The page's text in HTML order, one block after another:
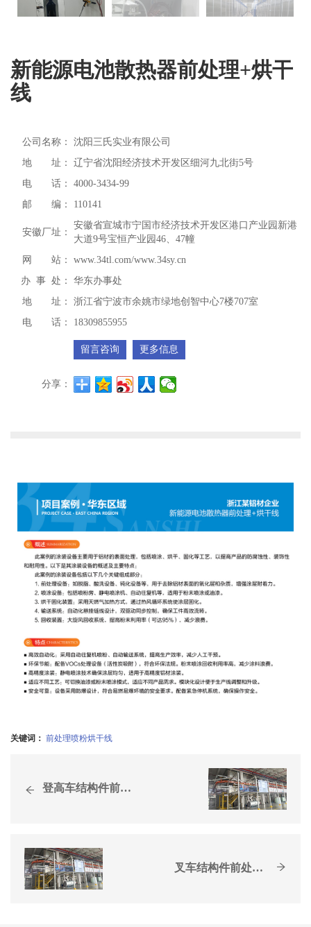
新能源电池散热器前处理+烘干
线
公司名称：
沈阳三氏实业有限公司
地 址：
辽宁省沈阳经济技术开发区细河九北街5号
电 话：
4000-3434-99
邮 编：
110141
安徽厂址：
安徽省宣城市宁国市经济技术开发区港口产业园新港
大道9号宝恒产业园46、47幢
网 站：
www.34tl.com/www.34sy.cn
办 事 处：
华东办事处
地 址：
浙江省宁波市余姚市绿地创智中心7楼707室
电 话：
18309855955
留言咨询 更多信息
分享：
关键词： 前处理喷粉烘干线
​登高车结构件前处理+电泳+喷漆+喷粉一体 化流水线
叉车结构件前处理+喷粉流水线